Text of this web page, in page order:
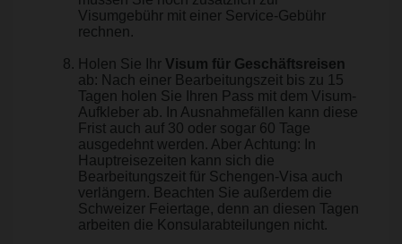
Visumgebühr mit einer Service-Gebühr
rechnen.
Holen Sie Ihr Visum für Geschäftsreisen
ab: Nach einer Bearbeitungszeit bis zu 15
Tagen holen Sie Ihren Pass mit dem Visum-
Aufkleber ab. In Ausnahmefällen kann diese
Frist auch auf 30 oder sogar 60 Tage
ausgedehnt werden. Aber Achtung: In
Hauptreisezeiten kann sich die
Bearbeitungszeit für Schengen-Visa auch
verlängern. Beachten Sie außerdem die
Schweizer Feiertage, denn an diesen Tagen
arbeiten die Konsularabteilungen nicht.